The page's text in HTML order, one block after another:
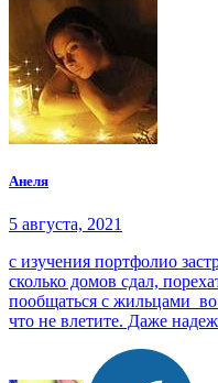
Анеля
5 августа, 2021
с изучения портфолио
сколько домов сдал,
пообщаться с жильцами
что не влетите. Даже